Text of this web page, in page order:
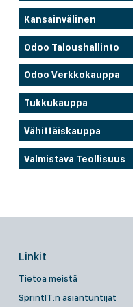
Kansainvälinen
Odoo Taloushallinto
Odoo Verkkokauppa
Tukkukauppa
Vähittäiskauppa
Valmistava Teollisuus
Linkit
Tietoa meistä
SprintIT:n asiantuntijat